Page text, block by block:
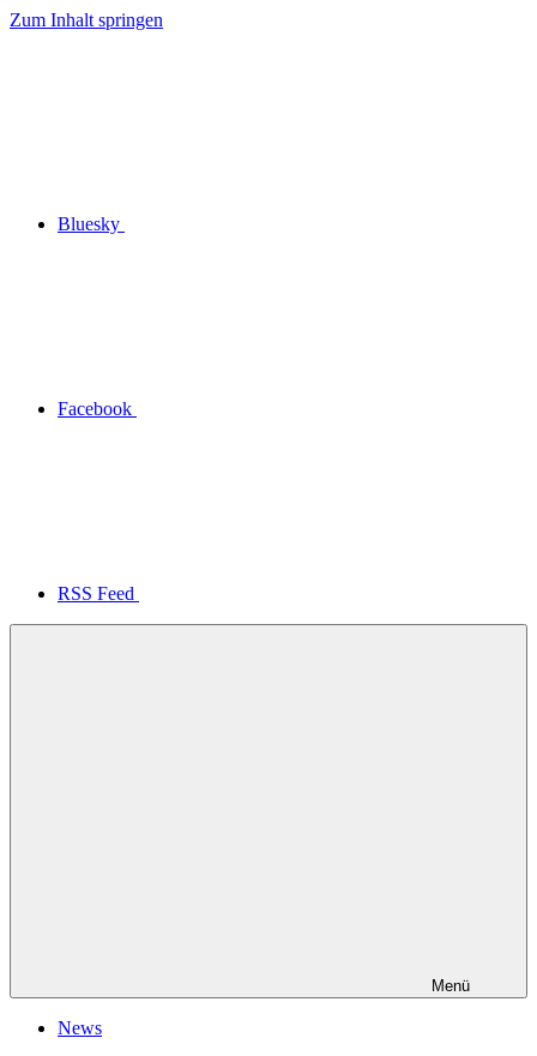
Zum Inhalt springen
Bluesky
Facebook
RSS Feed
Menü
News